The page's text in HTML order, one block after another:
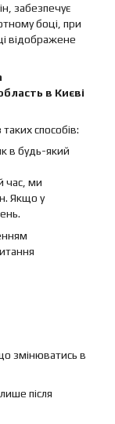
забезпечує
боці, при
відображене
в Києві
способів:
в будь-який
час, ми
Якщо у
змінюватись в
після